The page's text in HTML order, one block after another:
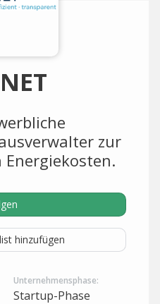
zur
hinzufügen
Unternehmensphase:
Startup-Phase